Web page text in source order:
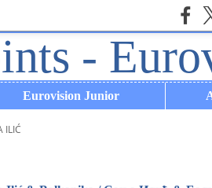
Eurovision Junior
ILIĆ